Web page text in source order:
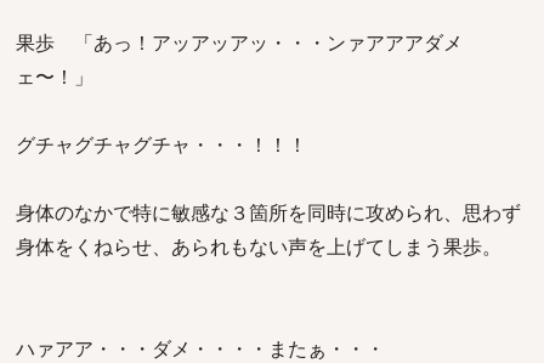
果歩 「あっ！アッアッアッ・・・ンァアアアダメ
ェ〜！」
グチャグチャグチャ・・・！！！
身体のなかで特に敏感な３箇所を同時に攻められ、思わず
身体をくねらせ、あられもない声を上げてしまう果歩。
ハァアア・・・ダメ・・・・またぁ・・・